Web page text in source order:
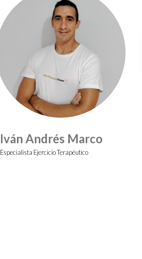
Iván Andrés Marco
Especialista Ejercicio Terapéutico